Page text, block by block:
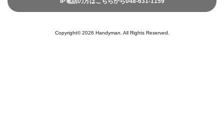
Copyright© 2026 Handyman. All Rights Reserved.